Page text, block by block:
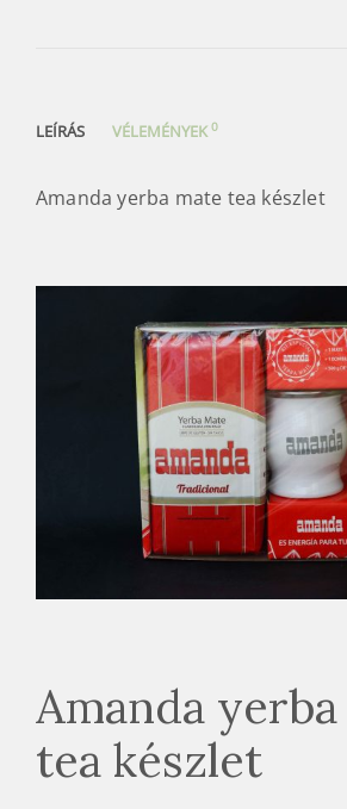
LEÍRÁS VÉLEMÉNYEK0
Amanda yerba mate tea készlet
Amanda
tea készlet